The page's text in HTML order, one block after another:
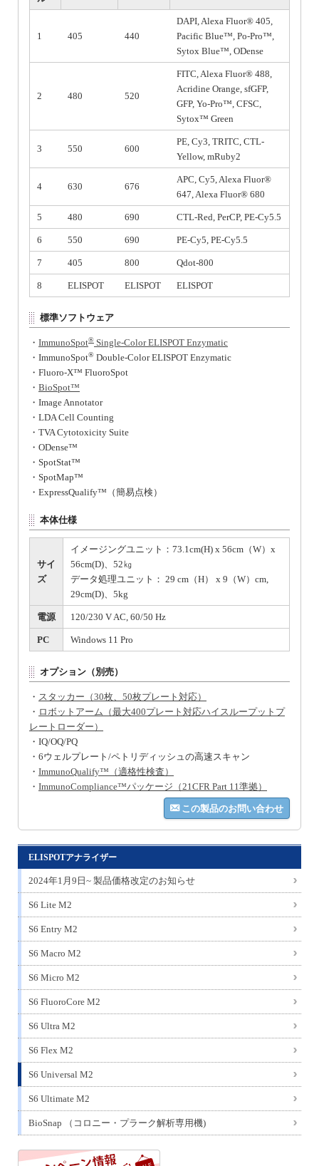
1 405 440
DAPI, Alexa Fluor® 405,
Pacific Blue™, Po-Pro™,
Sytox Blue™, ODense
2 480 520
FITC, Alexa Fluor® 488,
Acridine Orange, sfGFP,
GFP, Yo-Pro™, CFSC,
Sytox™ Green
3 550 600
PE, Cy3, TRITC, CTL-
Yellow, mRuby2
4 630 676
APC, Cy5, Alexa Fluor®
647, Alexa Fluor® 680
5 480 690 CTL-Red, PerCP, PE-Cy5.5
6 550 690 PE-Cy5, PE-Cy5.5
7 405 800 Qdot-800
8 ELISPOT ELISPOT ELISPOT
標準ソフトウェア
・ ImmunoSpot® Single-Color ELISPOT Enzymatic
・ImmunoSpot® Double-Color ELISPOT Enzymatic
・Fluoro-X™ FluoroSpot
・ BioSpot™
・Image Annotator
・LDA Cell Counting
・TVA Cytotoxicity Suite
・ODense™
・SpotStat™
・SpotMap™
・ExpressQualify™（簡易点検）
本体仕様
サイ
ズ
イメージングユニット：73.1cm(H) x 56cm（W）x
56cm(D)、52㎏
データ処理ユニット： 29 cm（H） x 9（W）cm,
29cm(D)、5kg
電源 120/230 V AC, 60/50 Hz
PC Windows 11 Pro
オプション（別売）
・ スタッカー（30枚、50枚プレート対応）
・ ロボットアーム（最大400プレート対応ハイスループットプ
レートローダー）
・IQ/OQ/PQ
・6ウェルプレート/ペトリディッシュの高速スキャン
・ ImmunoQualify™（適格性検査）
・ ImmunoCompliance™パッケージ（21CFR Part 11準拠）
この製品のお問い合わせ
ELISPOTアナライザー
2024年1月9日~ 製品価格改定のお知らせ
S6 Lite M2
S6 Entry M2
S6 Macro M2
S6 Micro M2
S6 FluoroCore M2
S6 Ultra M2
S6 Flex M2
S6 Universal M2
S6 Ultimate M2
BioSnap （コロニー・プラーク解析専用機)